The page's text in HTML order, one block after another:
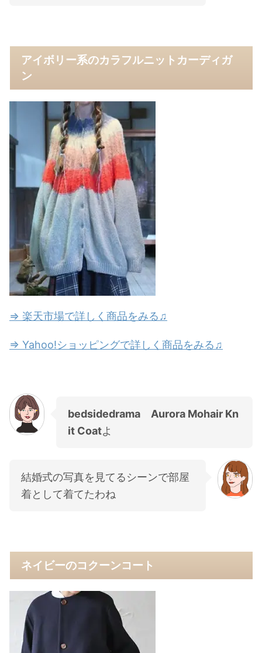
アイボリー系のカラフルニットカーディガ
ン
⇒ 楽天市場で詳しく商品をみる♫
⇒ Yahoo!ショッピングで詳しく商品をみる♫
bedsidedrama Aurora Mohair Kn
it Coatよ
結婚式の写真を見てるシーンで部屋
着として着てたわね
ネイビーのコクーンコート